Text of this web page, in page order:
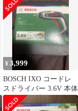
¥3,999
BOSCH IXO コードレ
スドライバー 3.6V 本体